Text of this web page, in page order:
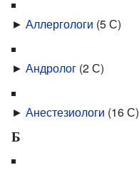
► Аллергологи (5 С)
► Андролог (2 С)
► Анестезиологи (16 С)
Б